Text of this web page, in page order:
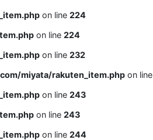
on line 224
on line 224
on line 232
miyata/rakuten_item.php on line
on line 243
on line 243
on line 244